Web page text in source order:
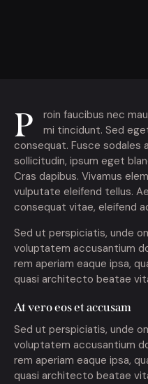
P
roin faucibus nec
mi tincidunt. Sed
consequat. Fusce sodales
sollicitudin, ipsum eget
Cras dapibus. Vivamus
vulputate eleifend tellus.
consequat vitae, eleifend
Sed ut perspiciatis, unde
voluptatem accusantium
rem aperiam eaque ipsa,
quasi architecto beatae
At vero eos et accusam
Sed ut perspiciatis, unde
voluptatem accusantium
rem aperiam eaque ipsa,
quasi architecto beatae